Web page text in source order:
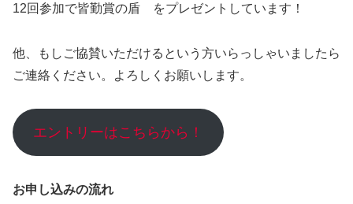
12回参加で皆勤賞の盾 をプレゼントしています！
他、もしご協賛いただけるという方いらっしゃいましたら
ご連絡ください。よろしくお願いします。
エントリーはこちらから！
お申し込みの流れ